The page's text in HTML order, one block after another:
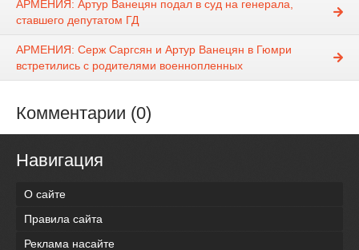
АРМЕНИЯ: Артур Ванецян подал в суд на генерала,
ставшего депутатом ГД
АРМЕНИЯ: Серж Саргсян и Артур Ванецян в Гюмри
встретились с родителями военнопленных
Комментарии (0)
Навигация
О сайте
Правила сайта
Реклама насайте